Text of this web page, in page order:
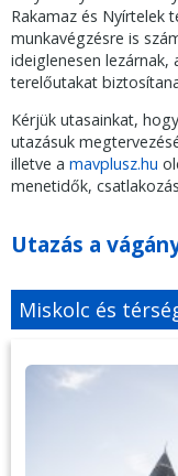
Rakamaz és Nyírtelek
munkavégzésre is
ideiglenesen
terelőutakat
Kérjük utasainkat,
utazásuk
illetve a mavplusz.hu
menetidők,
Utazás a
Miskolc és